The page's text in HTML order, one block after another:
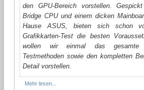
den GPU-Bereich vorstellen.
Bridge CPU und einem dicken
Hause ASUS, bieten sich schon
Grafikkarten-Test die besten
wollen wir einmal das gesamte
Testmethoden sowie den kompletten
Detail vorstellen.
Mehr lesen...